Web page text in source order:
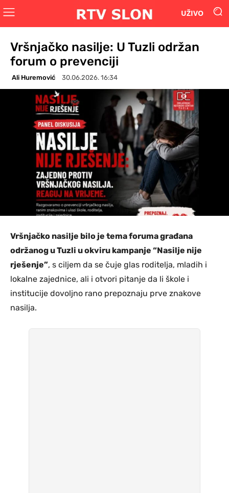
UŽIVO
Vršnjačko nasilje: U Tuzli održan
forum o prevenciji
Ali Huremović 30.06.2026. 16:34
Vršnjačko nasilje bilo je tema foruma građana
održanog u Tuzli u okviru kampanje “Nasilje nije
rješenje”, s ciljem da se čuje glas roditelja, mladih i
lokalne zajednice, ali i otvori pitanje da li škole i
institucije dovoljno rano prepoznaju prve znakove
nasilja.